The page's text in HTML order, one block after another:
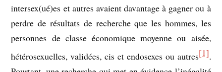
intersex(ué)es et autres avaient davantage à gagner ou à
perdre de résultats de recherche que les hommes, les
personnes de classe économique moyenne ou aisée,
hétérosexuelles, validées, cis et endosexes ou autres[1].